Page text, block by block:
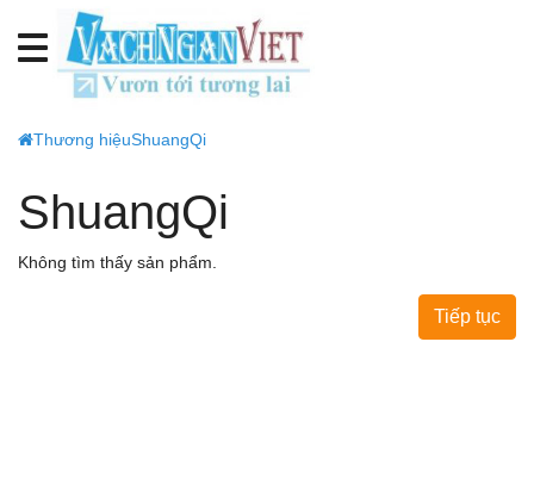
Thương hiệuShuangQi
ShuangQi
Không tìm thấy sản phẩm.
Tiếp tục